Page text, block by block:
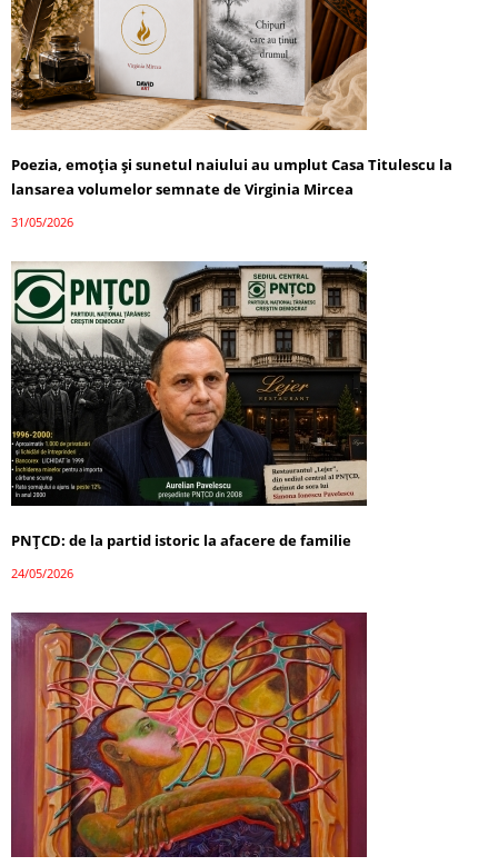
Poezia, emoția și sunetul naiului au umplut Casa Titulescu la
lansarea volumelor semnate de Virginia Mircea
31/05/2026
PNȚCD: de la partid istoric la afacere de familie
24/05/2026